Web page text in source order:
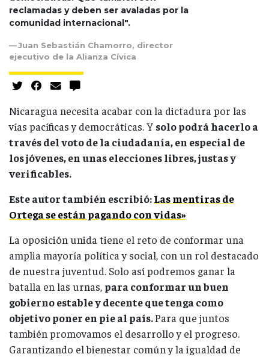
reclamadas y deben ser avaladas por la
comunidad internacional".
Juan Sebastián Chamorro, director
ejecutivo de la Alianza Cívica
Nicaragua necesita acabar con la dictadura por las
vías pacíficas y democráticas. Y solo podrá hacerlo a
través del voto de la ciudadanía, en especial de
los jóvenes, en unas elecciones libres, justas y
verificables.
Este autor también escribió:Las mentiras de
Ortega se están pagando con vidas»
La oposición unida tiene el reto de conformar una
amplia mayoría política y social, con un rol destacado
de nuestra juventud. Solo así podremos ganar la
batalla en las urnas, para conformar un buen
gobierno estable y decente que tenga como
objetivo poner en pie al país.Para que juntos
también promovamos el desarrollo y el progreso.
Garantizando el bienestar común y la igualdad de